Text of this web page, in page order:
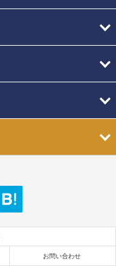
お問い合わせ